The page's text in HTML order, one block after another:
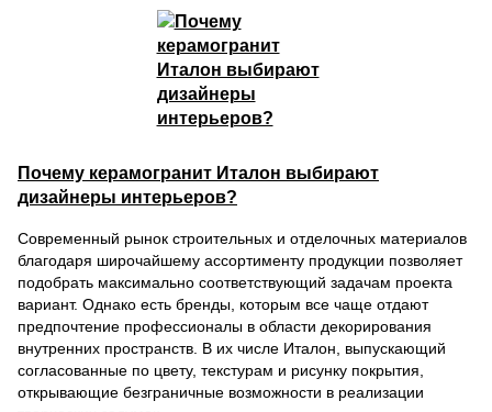
Почему керамогранит Италон выбирают
дизайнеры интерьеров?
Современный рынок строительных и отделочных материалов
благодаря широчайшему ассортименту продукции позволяет
подобрать максимально соответствующий задачам проекта
вариант. Однако есть бренды, которым все чаще отдают
предпочтение профессионалы в области декорирования
внутренних пространств. В их числе Италон, выпускающий
согласованные по цвету, текстурам и рисунку покрытия,
открывающие безграничные возможности в реализации